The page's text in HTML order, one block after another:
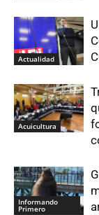
Actualidad
Acuicultura
Informando
Primero